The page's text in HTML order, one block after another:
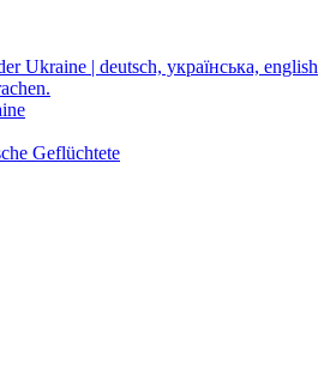
Ukraine | deutsch, українська, english
Geflüchtete